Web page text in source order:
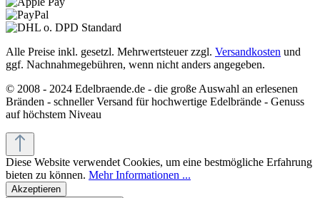
Alle Preise inkl. gesetzl. Mehrwertsteuer zzgl. Versandkosten und
ggf. Nachnahmegebühren, wenn nicht anders angegeben.
© 2008 - 2024 Edelbraende.de - die große Auswahl an erlesenen
Bränden - schneller Versand für hochwertige Edelbrände - Genuss
auf höchstem Niveau
Diese Website verwendet Cookies, um eine bestmögliche Erfahrung
bieten zu können. Mehr Informationen ...
Akzeptieren